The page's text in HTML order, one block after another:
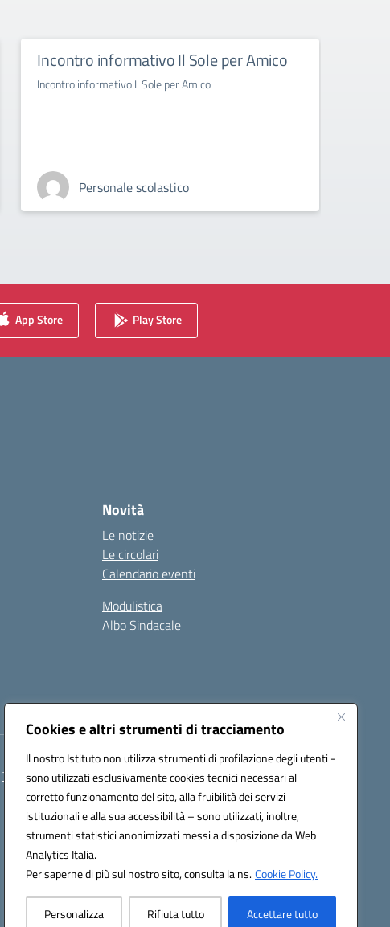
Cookies e altri strumenti di tracciamento
Il nostro Istituto non utilizza strumenti di profilazione degli utenti -
sono utilizzati esclusivamente cookies tecnici necessari al
corretto funzionamento del sito, alla fruibilità dei servizi
istituzionali e alla sua accessibilità – sono utilizzati, inoltre,
strumenti statistici anonimizzati messi a disposizione da Web
Analytics Italia.
Per saperne di più sul nostro sito, consulta la ns.Cookie Policy.
Personalizza Rifiuta tutto Accettare tutto
Incontro informativo Il Sole per Amico
Incontro informativo Il Sole per Amico
Personale scolastico
App Store Play Store
Novità
Le notizie
Le circolari
Calendario eventi
Modulistica
Albo Sindacale
TAIC873006@pec.istruzione.it